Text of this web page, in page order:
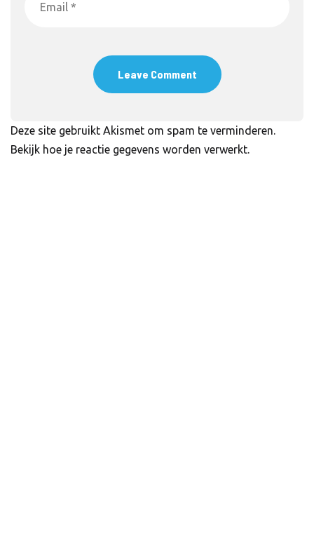
Deze site gebruikt Akismet om spam te verminderen.
Bekijk hoe je reactie gegevens worden verwerkt.